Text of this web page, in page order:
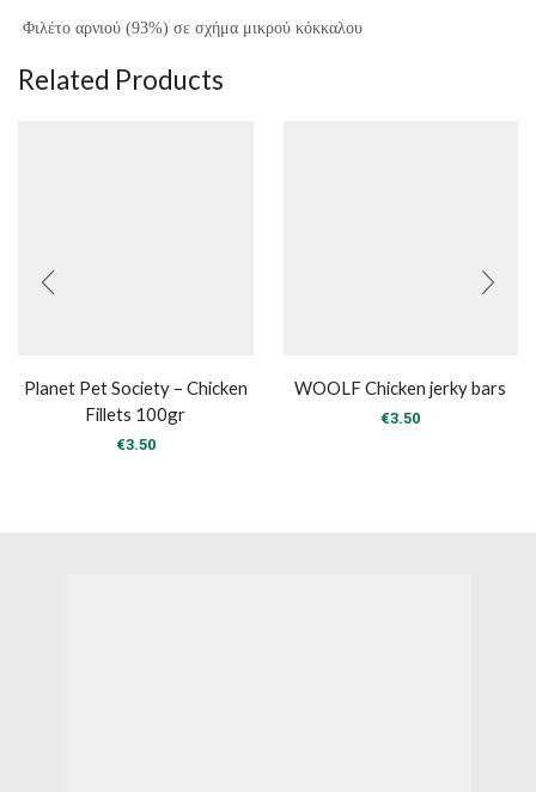
Φιλέτο αρνιού (93%) σε σχήμα μικρού κόκκαλου
Related Products
Planet Pet Society – Chicken
Fillets 100gr
€3.50
WOOLF Chicken jerky bars
€3.50